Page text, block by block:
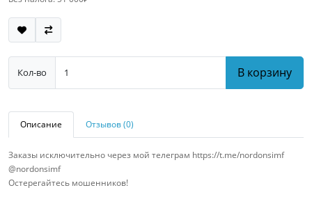
Кол-во В корзину
Описание Отзывов (0)
Заказы исключительно через мой телеграм https://t.me/nordonsimf
@nordonsimf
Остерегайтесь мошенников!